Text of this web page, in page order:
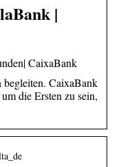
|
CaixaBank
CaixaBank
die Ersten zu sein,